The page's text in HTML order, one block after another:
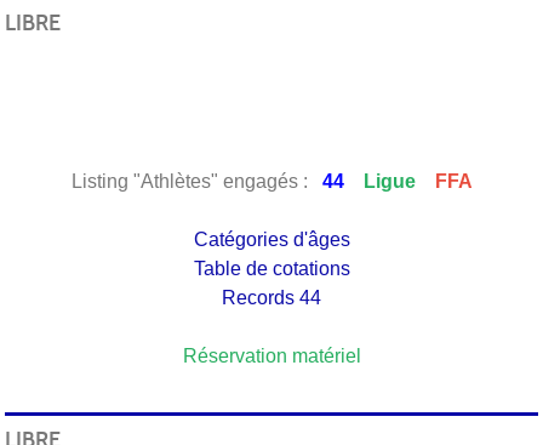
LIBRE
Listing "Athlètes" engagés : 44 Ligue FFA
Catégories d'âges
Table de cotations
Records 44
Réservation matériel
LIBRE